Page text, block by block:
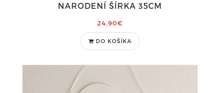
NARODENÍ ŠÍRKA 35CM
24,90€
DO KOŠÍKA